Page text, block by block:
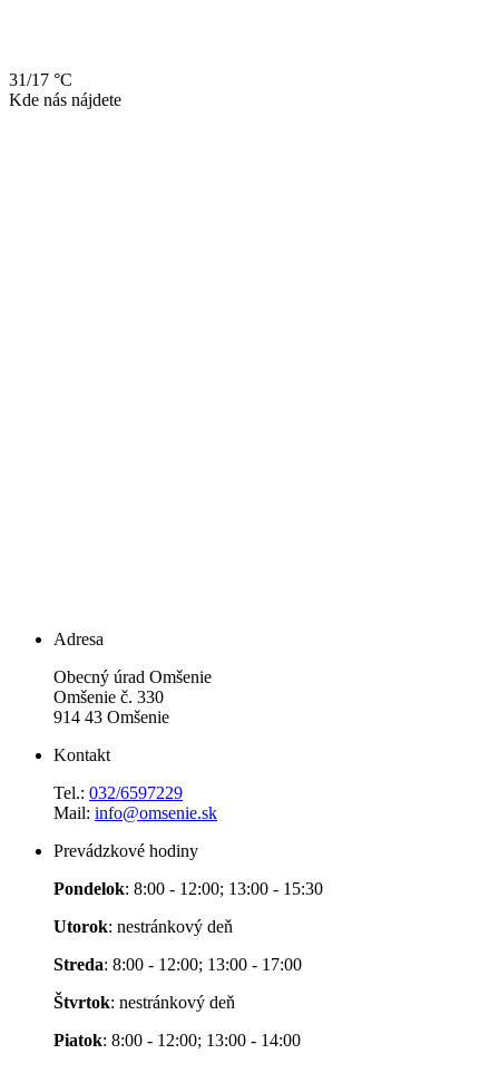
31/17 °C
Kde nás nájdete
Adresa
Obecný úrad Omšenie
Omšenie č. 330
914 43 Omšenie
Kontakt
Tel.: 032/6597229
Mail: info@omsenie.sk
Prevádzkové hodiny
Pondelok: 8:00 - 12:00; 13:00 - 15:30
Utorok: nestránkový deň
Streda: 8:00 - 12:00; 13:00 - 17:00
Štvrtok: nestránkový deň
Piatok: 8:00 - 12:00; 13:00 - 14:00